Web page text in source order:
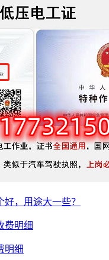
，用途大一些？
明细